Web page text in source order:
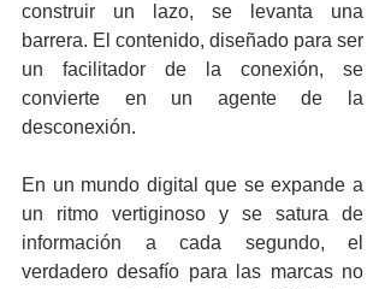
construir un lazo, se levanta una
barrera. El contenido, diseñado para ser
un facilitador de la conexión, se
convierte en un agente de la
desconexión.
En un mundo digital que se expande a
un ritmo vertiginoso y se satura de
información a cada segundo, el
verdadero desafío para las marcas no